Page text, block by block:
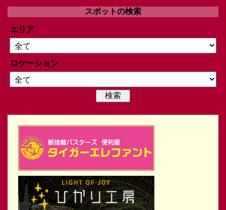
スポットの検索
エリア
ロケーション